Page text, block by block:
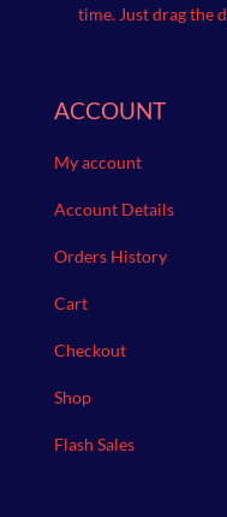
time. Just drag the
ACCOUNT
My account
Account Details
Orders History
Cart
Checkout
Shop
Flash Sales